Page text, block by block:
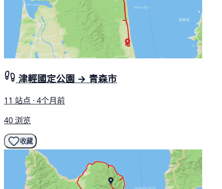
津輕國定公園 → 青森市
11 站点 · 4个月前
40 浏览
收藏